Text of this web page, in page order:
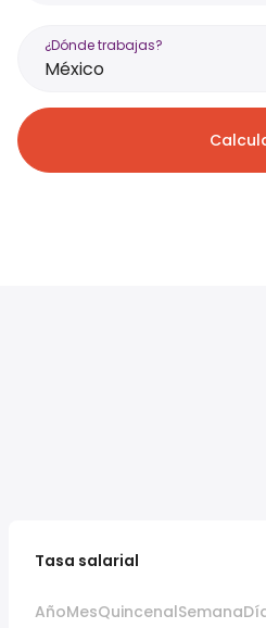
¿Dónde trabajas?
México
Tasa salarial
AñoMesQuincenalSemana